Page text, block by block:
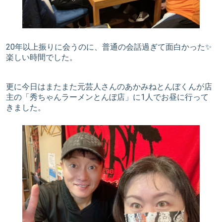
20年以上振りに会うのに、普通の会話過ぎて面白かった✨
楽しい時間でした。
更に今日はまたまた元芸人さんのあかみねとんぼくんが店
主の「秀ちゃんラーメンとんぼ店」に1人でお昼に行って
きました。